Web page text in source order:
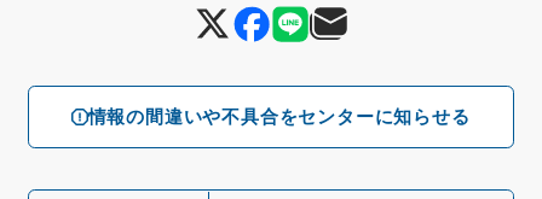
情報の間違いや不具合をセンターに知らせる